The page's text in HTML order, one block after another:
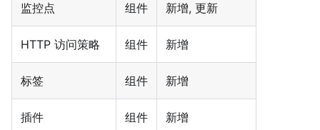
监控点 组件 新增, 更新
HTTP 访问策略 组件 新增
标签 组件 新增
插件 组件 新增